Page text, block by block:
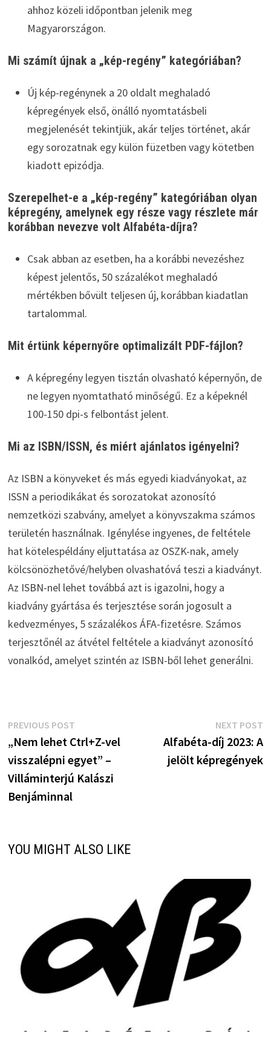
ahhoz közeli időpontban jelenik meg
Magyarországon.
Mi számít újnak a „kép-regény” kategóriában?
Új kép-regénynek a 20 oldalt meghaladó
képregények első, önálló nyomtatásbeli
megjelenését tekintjük, akár teljes történet, akár
egy sorozatnak egy külön füzetben vagy kötetben
kiadott epizódja.
Szerepelhet-e a „kép-regény” kategóriában olyan
képregény, amelynek egy része vagy részlete már
korábban nevezve volt Alfabéta-díjra?
Csak abban az esetben, ha a korábbi nevezéshez
képest jelentős, 50 százalékot meghaladó
mértékben bővült teljesen új, korábban kiadatlan
tartalommal.
Mit értünk képernyőre optimalizált PDF-fájlon?
A képregény legyen tisztán olvasható képernyőn, de
ne legyen nyomtatható minőségű. Ez a képeknél
100-150 dpi-s felbontást jelent.
Mi az ISBN/ISSN, és miért ajánlatos igényelni?
Az ISBN a könyveket és más egyedi kiadványokat, az
ISSN a periodikákat és sorozatokat azonosító
nemzetközi szabvány, amelyet a könyvszakma számos
területén használnak. Igénylése ingyenes, de feltétele
hat kötelespéldány eljuttatása az OSZK-nak, amely
kölcsönözhetővé/helyben olvashatóvá teszi a kiadványt.
Az ISBN-nel lehet továbbá azt is igazolni, hogy a
kiadvány gyártása és terjesztése során jogosult a
kedvezményes, 5 százalékos ÁFA-fizetésre. Számos
terjesztőnél az átvétel feltétele a kiadványt azonosító
vonalkód, amelyet szintén az ISBN-ből lehet generálni.
Bejegyzés
navigáció
PREVIOUS POSTPrevious
post:
„Nem lehet Ctrl+Z-vel
visszalépni egyet” –
Villáminterjú Kalászi
Benjáminnal
NEXT POST
Alfabéta-díj 2023: A
jelölt képregények
YOU MIGHT ALSO LIKE